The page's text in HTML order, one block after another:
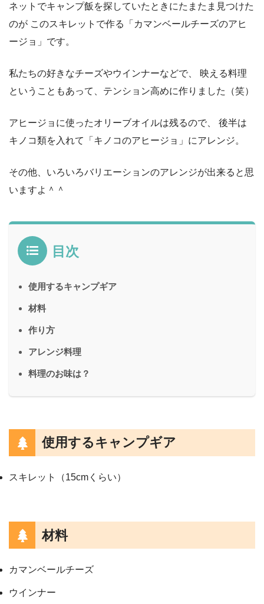
ネットでキャンプ飯を探していたときにたまたま見つけた
のが このスキレットで作る「カマンベールチーズのアヒ
ージョ」です。
私たちの好きなチーズやウインナーなどで、
映える料理
ということもあって、テンション高めに作りました（笑）
アヒージョに使ったオリーブオイルは残るので、
後半は
キノコ類を入れて「キノコのアヒージョ」にアレンジ。
その他、いろいろバリエーションのアレンジが出来ると思
いますよ＾＾
目次
使用するキャンプギア
材料
作り方
アレンジ料理
料理のお味は？
使用するキャンプギア
スキレット（15cmくらい）
材料
カマンベールチーズ
ウインナー